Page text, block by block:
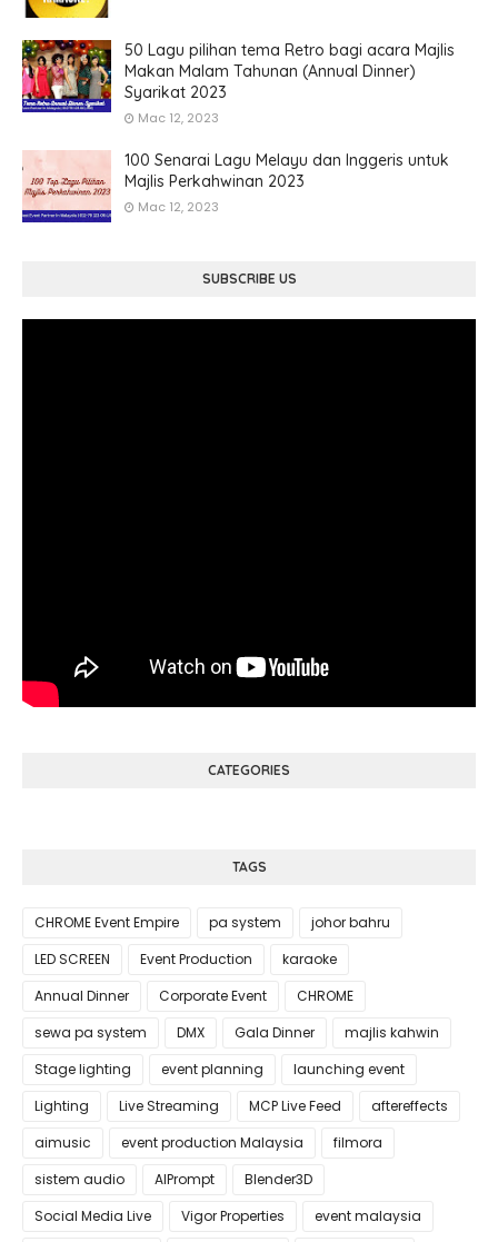
50 Lagu pilihan tema Retro bagi acara Majlis
Makan Malam Tahunan (Annual Dinner)
Syarikat 2023
Mac 12, 2023
100 Senarai Lagu Melayu dan Inggeris untuk
Majlis Perkahwinan 2023
Mac 12, 2023
SUBSCRIBE US
CATEGORIES
TAGS
CHROME Event Empire pa system
johor bahru
LED SCREEN
Event Production
karaoke
Annual Dinner
Corporate Event
CHROME
sewa pa system
DMX Gala Dinner
majlis kahwin
Stage lighting
event planning
launching event
Lighting
Live Streaming MCP Live Feed
aftereffects
aimusic
event production Malaysia
filmora
sistem audio
AIPrompt
Blender3D
Social Media Live
Vigor Properties
event malaysia